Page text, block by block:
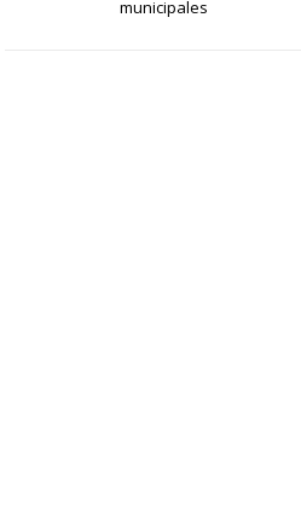
municipales